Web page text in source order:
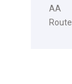
AA
Route